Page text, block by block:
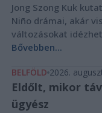
Jong Szong Kuk
Niño drámai, akár
változásokat
Bővebben...
BELFÖLD 2026.
Eldőlt, mikor
ügyész